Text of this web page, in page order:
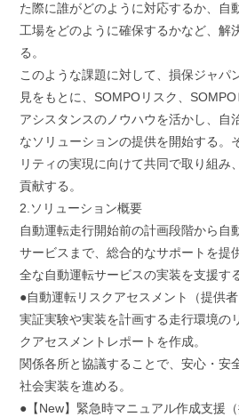
た際に誰がどのように対応するか、自
工場をどのように確保するかなど、解
る。
このような課題に対して、損保ジャパ
見をもとに、SOMPOリスク、
アシスタンスのノウハウを活かし、自
なソリューションの提供を開始する。
リティの実現に向けて共同で取り組み
貢献する。
2.ソリューション概要
自動運転走行開始前の計画段階から自
サービスまで、総合的なサポートを提
全な自動運転サービスの実装を支援する
●自動運転リスクアセスメント（提供者
実証実験や実装を計画する走行環境の
クアセスメントレポートを作成。
関係各所と協議することで、安心・安
社会実装を進める。
●【New】緊急時マニュアル作成支援